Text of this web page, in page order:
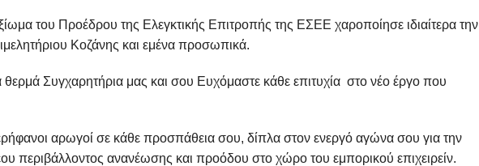
του Προέδρου της Ελεγκτικής Επιτροπής της ΕΣΕΕ χαροποίησε ιδιαίτερα την
Κοζάνης και εμένα προσωπικά.
Συγχαρητήρια μας και σου Ευχόμαστε κάθε επιτυχία στο νέο έργο που
αρωγοί σε κάθε προσπάθεια σου, δίπλα στον ενεργό αγώνα σου για την
περιβάλλοντος ανανέωσης και προόδου στο χώρο του εμπορικού επιχειρείν.